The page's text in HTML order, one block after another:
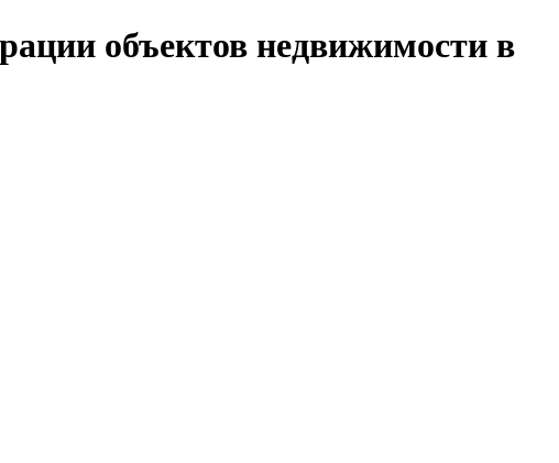
объектов недвижимости в